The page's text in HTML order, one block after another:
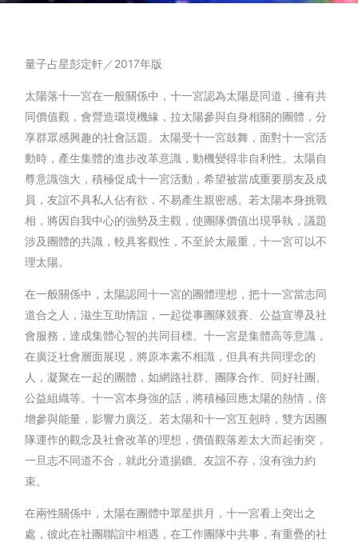
量子占星彭定軒／2017年版
太陽落十一宮在一般關係中，十一宮認為太陽是同道，擁有共
同價值觀，會營造環境機緣，拉太陽參與自身相關的團體，分
享群眾感興趣的社會話題。太陽受十一宮鼓舞，面對十一宮活
動時，產生集體的進步改革意識，動機變得非自利性。太陽自
尊意識強大，積極促成十一宮活動，希望被當成重要朋友及成
員，友誼不具私人佔有欲，不易產生親密感。若太陽本身挑戰
相，將因自我中心的強勢及主觀，使團隊價值出現爭執，議題
涉及團體的共識，較具客觀性，不至於太嚴重，十一宮可以不
理太陽。
在一般關係中，太陽認同十一宮的團體理想，把十一宮當志同
道合之人，滋生互助情誼，一起從事團隊競賽、公益宣導及社
會服務，達成集體心智的共同目標。十一宮是集體高等意識，
在廣泛社會層面展現，將原本素不相識，但具有共同理念的
人，凝聚在一起的團體，如網路社群、團隊合作、同好社團、
公益組織等。十一宮本身強的話，將積極回應太陽的熱情，倍
增參與能量，影響力廣泛。若太陽和十一宮互剋時，雙方因團
隊運作的觀念及社會改革的理想，價值觀落差太大而起衝突，
一旦志不同道不合，就此分道揚鑣、友誼不存，沒有強力約
束。
在兩性關係中，太陽在團體中眾星拱月，十一宮看上突出之
處，彼此在社團聯誼中相遇，在工作團隊中共事，有重疊的社